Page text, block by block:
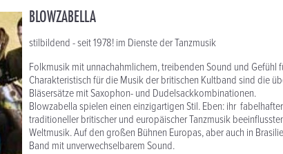
BLOWZABELLA
stilbildend - seit 1978! im Dienste der Tanzmusik
Folkmusik mit unnachahmlichem, treibenden Sound und Gefühl
Charakteristisch für die Musik der britischen Kultband sind die
Bläsersätze mit Saxophon- und Dudelsackkombinationen.
Blowzabella spielen einen einzigartigen Stil. Eben: ihr
traditioneller britischer und europäischer Tanzmusik
Weltmusik. Auf den großen Bühnen Europas, aber auch in
Band mit unverwechselbarem Sound.